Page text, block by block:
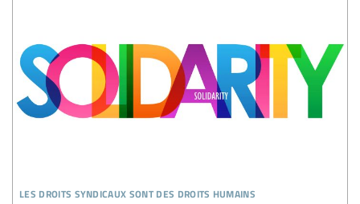
les droits syndicaux sont des droits humains